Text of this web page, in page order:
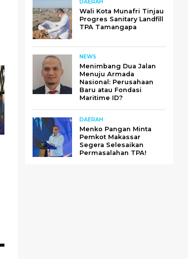
DAERAH
Wali Kota Munafri Tinjau
Progres Sanitary Landfill
TPA Tamangapa
NEWS
Menimbang Dua Jalan
Menuju Armada
Nasional: Perusahaan
Baru atau Fondasi
Maritime ID?
DAERAH
Menko Pangan Minta
Pemkot Makassar
Segera Selesaikan
Permasalahan TPA!